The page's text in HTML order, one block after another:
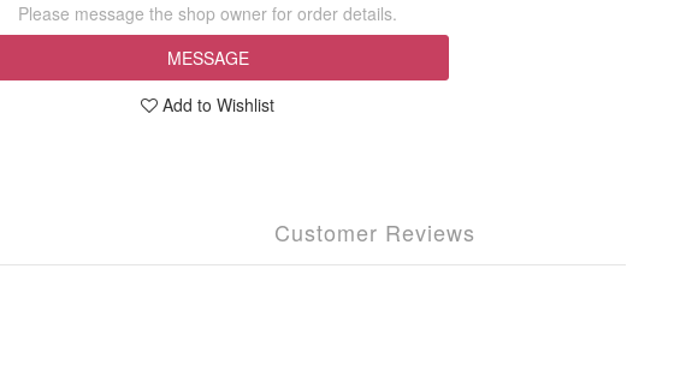
Please message the shop owner for order details.
MESSAGE
Add to Wishlist
Customer Reviews